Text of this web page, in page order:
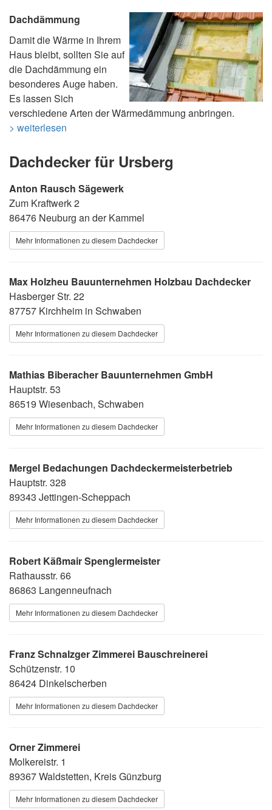
Dachdämmung
Damit die Wärme in Ihrem
Haus bleibt, sollten Sie auf
die Dachdämmung ein
besonderes Auge haben.
Es lassen Sich
verschiedene Arten der Wärmedämmung anbringen.
> weiterlesen
Dachdecker für Ursberg
Anton Rausch Sägewerk
Zum Kraftwerk 2
86476 Neuburg an der Kammel
Mehr Informationen zu diesem Dachdecker
Max Holzheu Bauunternehmen Holzbau Dachdecker
Hasberger Str. 22
87757 Kirchheim in Schwaben
Mehr Informationen zu diesem Dachdecker
Mathias Biberacher Bauunternehmen GmbH
Hauptstr. 53
86519 Wiesenbach, Schwaben
Mehr Informationen zu diesem Dachdecker
Mergel Bedachungen Dachdeckermeisterbetrieb
Hauptstr. 328
89343 Jettingen-Scheppach
Mehr Informationen zu diesem Dachdecker
Robert Käßmair Spenglermeister
Rathausstr. 66
86863 Langenneufnach
Mehr Informationen zu diesem Dachdecker
Franz Schnalzger Zimmerei Bauschreinerei
Schützenstr. 10
86424 Dinkelscherben
Mehr Informationen zu diesem Dachdecker
Orner Zimmerei
Molkereistr. 1
89367 Waldstetten, Kreis Günzburg
Mehr Informationen zu diesem Dachdecker